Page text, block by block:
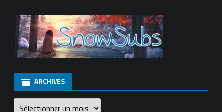
ARCHIVES
Archives